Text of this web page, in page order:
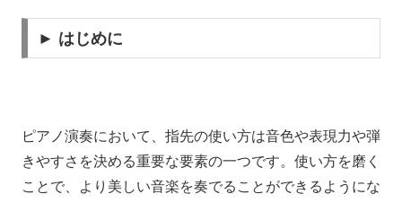
► はじめに
ピアノ演奏において、指先の使い方は音色や表現力や弾
きやすさを決める重要な要素の一つです。使い方を磨く
ことで、より美しい音楽を奏でることができるようにな